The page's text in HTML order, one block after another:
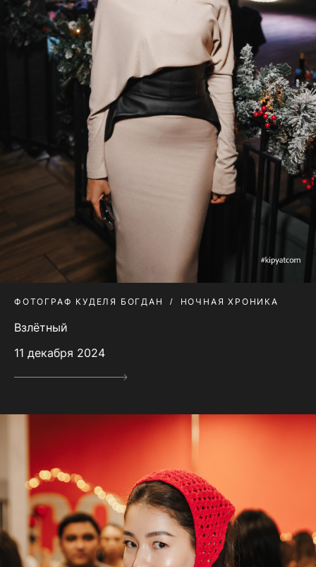
ФОТОГРАФ КУДЕЛЯ БОГДАН НОЧНАЯ ХРОНИКА
Взлётный
11 декабря 2024